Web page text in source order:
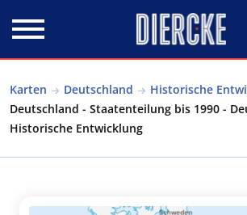
Karten Deutschland
Historische
Deutschland - Staatenteilung bis 1990 -
Historische Entwicklung